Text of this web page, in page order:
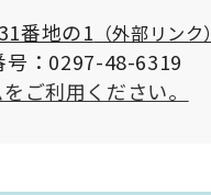
番地の1 （外部リンク）
号：0297-48-6319
ご利用ください。